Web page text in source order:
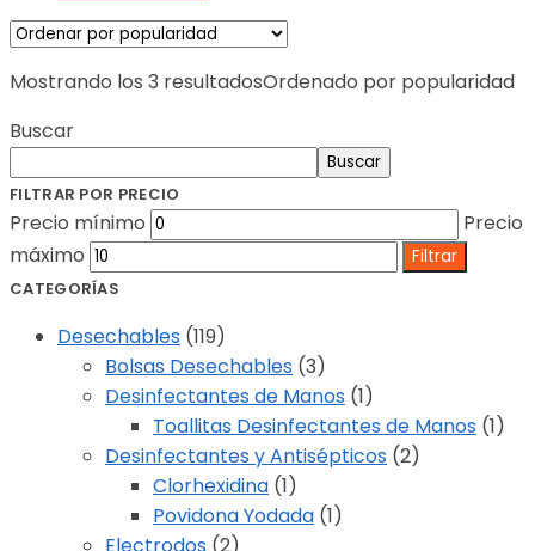
Mostrando los 3 resultadosOrdenado por popularidad
Buscar
Buscar
FILTRAR POR PRECIO
Precio mínimo
Precio
máximo
Filtrar
CATEGORÍAS
Desechables (119)
Bolsas Desechables (3)
Desinfectantes de Manos (1)
Toallitas Desinfectantes de Manos (1)
Desinfectantes y Antisépticos (2)
Clorhexidina (1)
Povidona Yodada (1)